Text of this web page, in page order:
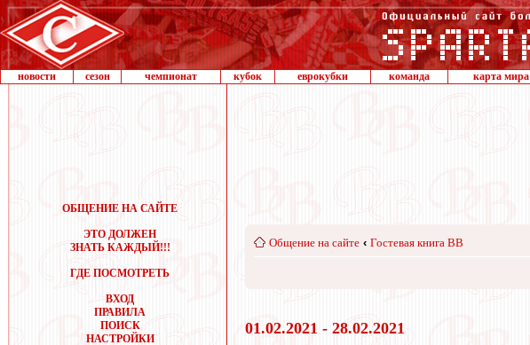
новости сезон чемпионат кубок еврокубки команда карта мира
ОБЩЕНИЕ НА САЙТЕ
ЭТО ДОЛЖЕН
ЗНАТЬ КАЖДЫЙ!!!
ГДЕ ПОСМОТРЕТЬ
ВХОД
ПРАВИЛА
ПОИСК
НАСТРОЙКИ
Общение на сайте ‹ Гостевая книга ВВ
01.02.2021 - 28.02.2021